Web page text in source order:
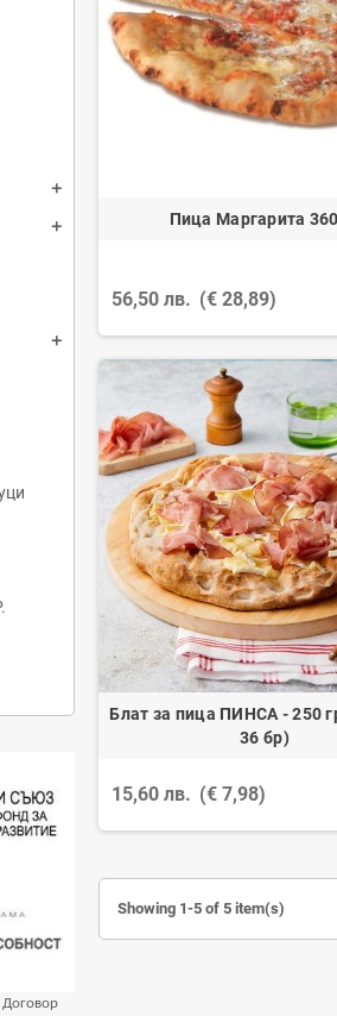
Пица Маргарита
56,50 лв. (€ 28,89)
Блат за пица ПИНСА - 250
36 бр)
15,60 лв. (€ 7,98)
Showing 1-5 of 5 item(s)